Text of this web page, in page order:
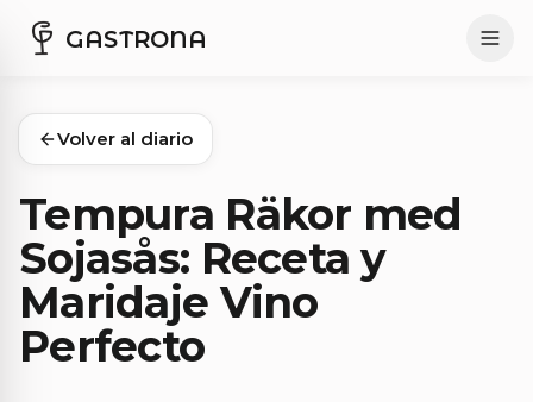
GASTRONA
Volver al diario
Tempura Räkor med
Sojasås: Receta y
Maridaje Vino
Perfecto